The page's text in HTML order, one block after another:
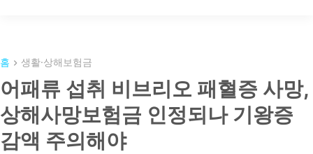
홈 생활·상해보험금
어패류 섭취 비브리오 패혈증 사망,
상해사망보험금 인정되나 기왕증
감액 주의해야